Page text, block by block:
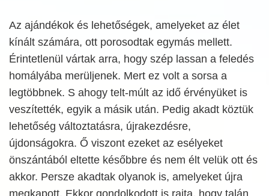
Az ajándékok és lehetőségek, amelyeket az élet
kínált számára, ott porosodtak egymás mellett.
Érintetlenül vártak arra, hogy szép lassan a feledés
homályába merüljenek. Mert ez volt a sorsa a
legtöbbnek. S ahogy telt-múlt az idő érvényüket is
veszítették, egyik a másik után. Pedig akadt köztük
lehetőség változtatásra, újrakezdésre,
újdonságokra. Ő viszont ezeket az esélyeket
önszántából eltette későbbre és nem élt velük ott és
akkor. Persze akadtak olyanok is, amelyeket újra
megkapott. Ekkor gondolkodott is rajta, hogy talán